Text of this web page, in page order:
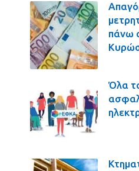
πάνω
Όλα